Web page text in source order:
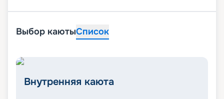
Выбор каютыСписок
Внутренняя каюта